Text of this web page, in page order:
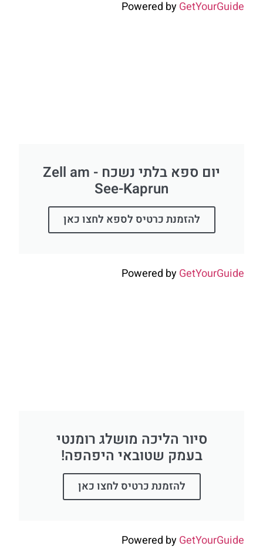
Powered byGetYourGuide
יום ספא בלתי נשכח - Zell am
See-Kaprun
להזמנת כרטיס לספא לחצו כאן
Powered byGetYourGuide
סיור הליכה מושלג רומנטי
בעמק שטובאי היפהפה!
להזמנת כרטיס לחצו כאן
Powered byGetYourGuide